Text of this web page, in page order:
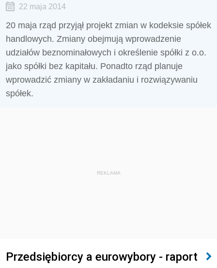
22 maja 2014
20 maja rząd przyjął projekt zmian w kodeksie spółek
handlowych. Zmiany obejmują wprowadzenie
udziałów beznominałowych i określenie spółki z o.o.
jako spółki bez kapitału. Ponadto rząd planuje
wprowadzić zmiany w zakładaniu i rozwiązywaniu
spółek.
REKLAMA
Przedsiębiorcy a eurowybory - raport